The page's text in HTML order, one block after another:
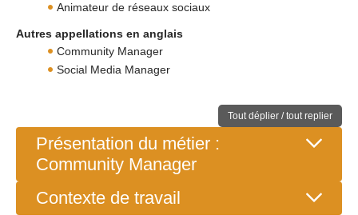
Animateur de réseaux sociaux
Autres appellations en anglais
Community Manager
Social Media Manager
Tout déplier / tout replier
Présentation du métier :
Community Manager
Contexte de travail